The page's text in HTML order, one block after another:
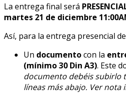
La entrega final será
martes 21 de diciembre
Así, para la entrega presencial
Un documentocon la
(mínimo 30 Din A3). Este
documento debéis subirlo
líneas más abajo. Ver nota